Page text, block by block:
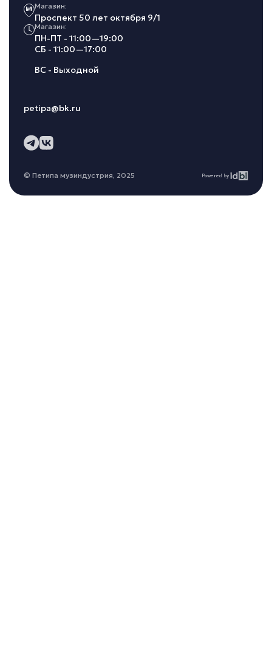
Магазин:
Проспект 50 лет октября 9/1
Магазин:
ПН-ПТ - 11:00—19:00
СБ - 11:00—17:00
ВС - Выходной
petipa@bk.ru
© Петипа музиндустрия, 2025 Powered by